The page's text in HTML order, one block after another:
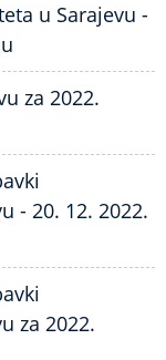
u Sarajevu -
za 2022.
- 20. 12. 2022.
za 2022.